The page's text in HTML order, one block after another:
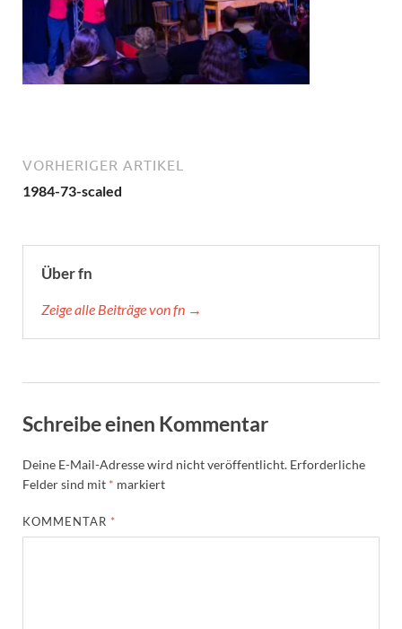
VORHERIGER ARTIKEL
1984-73-scaled
Über fn
Zeige alle Beiträge von fn →
Schreibe einen Kommentar
Deine E-Mail-Adresse wird nicht veröffentlicht. Erforderliche
Felder sind mit * markiert
KOMMENTAR *